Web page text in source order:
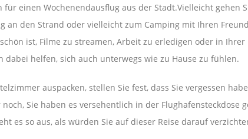
für einen Wochenendausflug aus der Stadt.Vielleicht gehen
an den Strand oder vielleicht zum Camping mit Ihren
ist, Filme zu streamen, Arbeit zu erledigen oder in Ihrer
dabei helfen, sich auch unterwegs wie zu Hause zu fühlen.
auspacken, stellen Sie fest, dass Sie vergessen
Sie haben es versehentlich in der Flughafensteckdose
es so aus, als würden Sie auf dieser Reise darauf